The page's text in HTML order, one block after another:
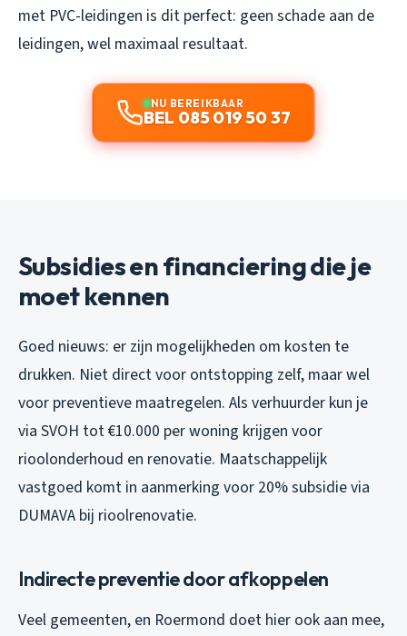
met PVC-leidingen is dit perfect: geen schade aan de
leidingen, wel maximaal resultaat.
NU BEREIKBAAR
BEL 085 019 50 37
Subsidies en financiering die je
moet kennen
Goed nieuws: er zijn mogelijkheden om kosten te
drukken. Niet direct voor ontstopping zelf, maar wel
voor preventieve maatregelen. Als verhuurder kun je
via SVOH tot €10.000 per woning krijgen voor
rioolonderhoud en renovatie. Maatschappelijk
vastgoed komt in aanmerking voor 20% subsidie via
DUMAVA bij rioolrenovatie.
Indirecte preventie door afkoppelen
Veel gemeenten, en Roermond doet hier ook aan mee,